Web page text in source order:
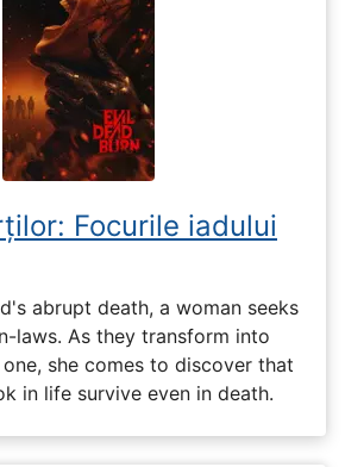
Focurile iadului
abrupt death, a woman seeks
laws. As they transform into
she comes to discover that
in life survive even in death.